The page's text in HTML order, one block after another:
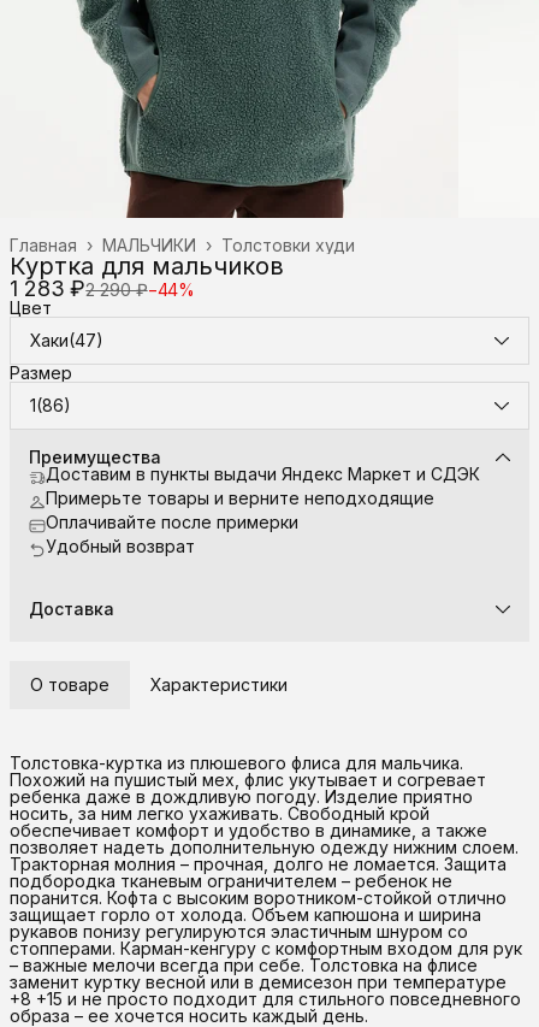
Толстовки худи
МАЛЬЧИКИ ›
Главная ›
Куртка для мальчиков
1 283 ₽2 290 ₽−44%
Цвет
Хаки(47)
Размер
1(86)
Преимущества
Доставим в пункты выдачи Яндекс Маркет и СДЭК
Примерьте товары и верните неподходящие
Оплачивайте после примерки
Удобный возврат
Доставка
О товаре Характеристики
Толстовка-куртка из плюшевого флиса для мальчика.
Похожий на пушистый мех, флис укутывает и согревает
ребенка даже в дождливую погоду. Изделие приятно
носить, за ним легко ухаживать. Свободный крой
обеспечивает комфорт и удобство в динамике, а также
позволяет надеть дополнительную одежду нижним слоем.
Тракторная молния – прочная, долго не ломается. Защита
подбородка тканевым ограничителем – ребенок не
поранится. Кофта с высоким воротником-стойкой отлично
защищает горло от холода. Объем капюшона и ширина
рукавов понизу регулируются эластичным шнуром со
стопперами. Карман-кенгуру с комфортным входом для рук
– важные мелочи всегда при себе. Толстовка на флисе
заменит куртку весной или в демисезон при температуре
+8 +15 и не просто подходит для стильного повседневного
образа – ее хочется носить каждый день.